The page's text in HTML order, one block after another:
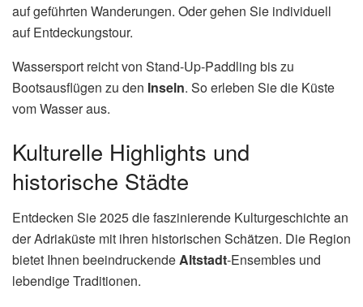
auf geführten Wanderungen. Oder gehen Sie individuell
auf Entdeckungstour.
Wassersport reicht von Stand-Up-Paddling bis zu
Bootsausflügen zu den Inseln. So erleben Sie die Küste
vom Wasser aus.
Kulturelle Highlights und
historische Städte
Entdecken Sie 2025 die faszinierende Kulturgeschichte an
der Adriaküste mit ihren historischen Schätzen. Die Region
bietet Ihnen beeindruckendeAltstadt-Ensembles und
lebendige Traditionen.